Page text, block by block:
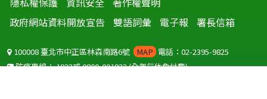
政府網站資料開放宣告
雙語詞彙 電子報 署長信箱
100008 臺北市中正區林森南路6號 MAP 電話：02-2395-9825
防疫專線：1922或0800-001922(全年無休免付費)